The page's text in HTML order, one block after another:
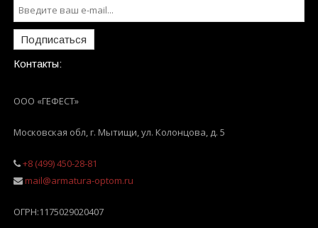
Подписаться
Контакты:
ООО «ГЕФЕСТ»
Московская обл, г. Мытищи,ул. Колонцова, д. 5
+8 (499) 450-28-81
mail@armatura-optom.ru
ОГРН:1175029020407